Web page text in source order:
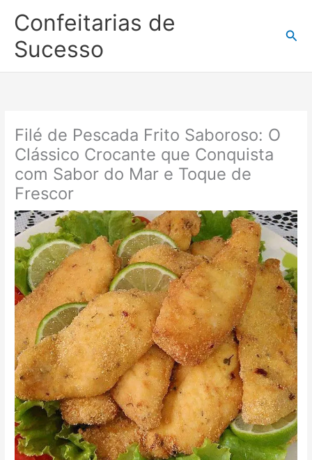
para
conteúdo
Confeitarias de
Sucesso
Filé de Pescada Frito Saboroso: O
Clássico Crocante que Conquista
com Sabor do Mar e Toque de
Frescor